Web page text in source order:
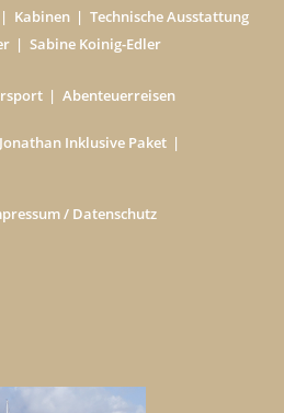
Kabinen
Technische Ausstattung
Sabine Koinig-Edler
Abenteuerreisen
Jonathan Inklusive Paket
/ Datenschutz